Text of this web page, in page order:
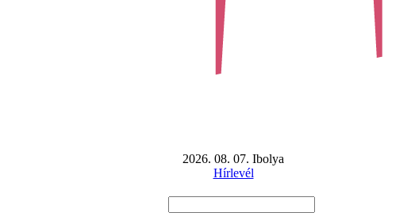
2026. 08. 07. Ibolya
Hírlevél